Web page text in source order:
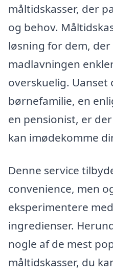
måltidskasser, der
og behov.
løsning for dem,
madlavningen
overskuelig. Uanset
børnefamilie, en
en pensionist, er
kan imødekomme
Denne service
convenience, men
eksperimentere
ingredienser.
nogle af de mest
måltidskasser, du